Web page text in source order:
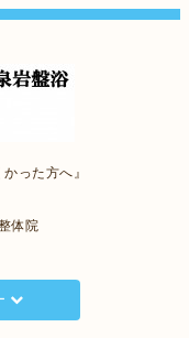
った方へ』
体院